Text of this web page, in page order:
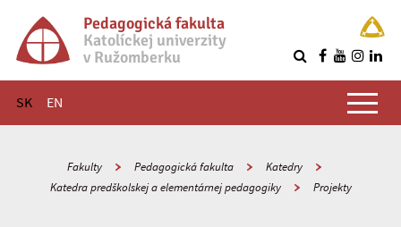
Pedagogická fakulta
Katolíckej univerzity
v Ružomberku
SK EN
Hlavné menu
Fakulty Pedagogická fakulta
Katedry
Katedra predškolskej a elementárnej pedagogiky
Projekty